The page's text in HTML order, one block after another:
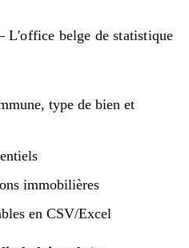
belge de statistique
type de bien et
immobilières
en CSV/Excel